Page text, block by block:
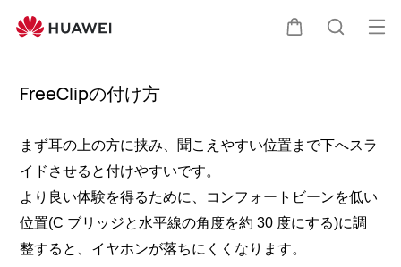
ト
オ
メ
ュ
FreeClipの付け方
まず耳の上の方に挟み、聞こえやすい位置まで下へスラ
イドさせると付けやすいです。
より良い体験を得るために、コンフォートビーンを低い
位置(C ブリッジと水平線の角度を約30 度にする)に調
整すると、イヤホンが落ちにくくなります。